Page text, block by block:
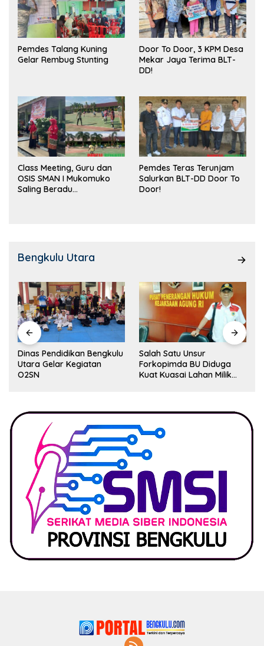
Pemdes Talang Kuning
Gelar Rembug Stunting
Door To Door, 3 KPM Desa
Mekar Jaya Terima BLT-
DD!
Class Meeting, Guru dan
OSIS SMAN I Mukomuko
Saling Beradu
Pemdes Teras Terunjam
Salurkan BLT-DD Door To
Door!
Bengkulu Utara
Dinas Pendidikan Bengkulu
Utara Gelar Kegiatan
O2SN
Salah Satu Unsur
Forkopimda BU Diduga
Kuat Kuasai Lahan Milik